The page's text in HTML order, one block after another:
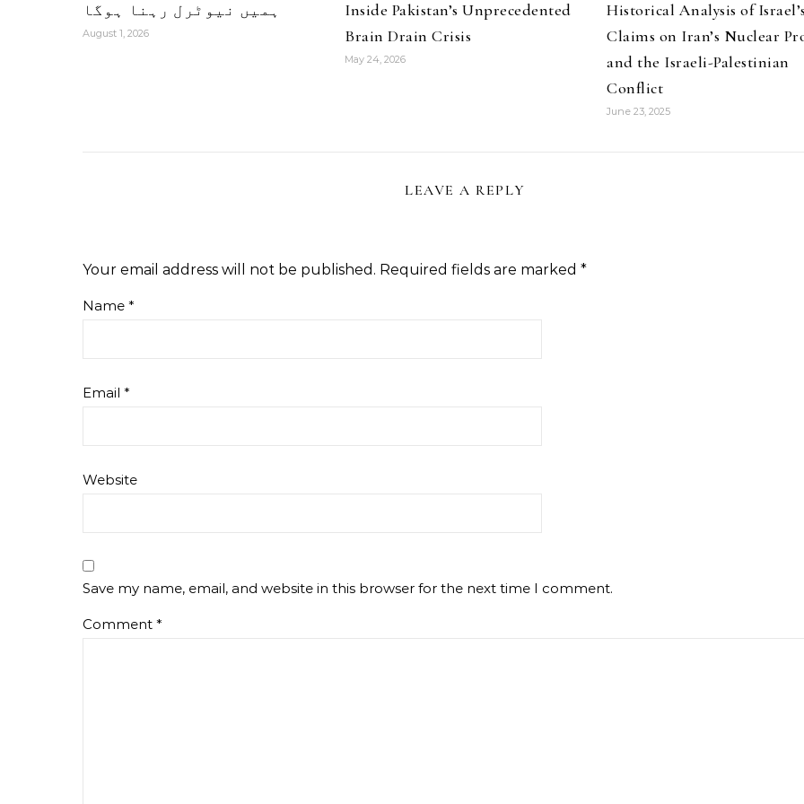
ہمیں نیوٹرل رہنا ہوگا
August 1, 2026
Inside Pakistan’s Unprecedented
Brain Drain Crisis
May 24, 2026
Historical Analysis of Israel’s
Claims on Iran’s Nuclear
and the Israeli-Palestinian
Conflict
June 23, 2025
LEAVE A REPLY
Your email address will not be published. Required fields are marked *
Name *
Email *
Website
Save my name, email, and website in this browser for the next time I comment.
Comment *